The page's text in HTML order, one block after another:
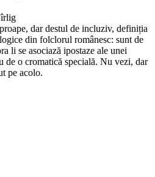
dar destul de incluziv, definiția
din folclorul românesc: sunt de
li se asociază ipostaze ale unei
de o cromatică specială. Nu vezi, dar
pe acolo.